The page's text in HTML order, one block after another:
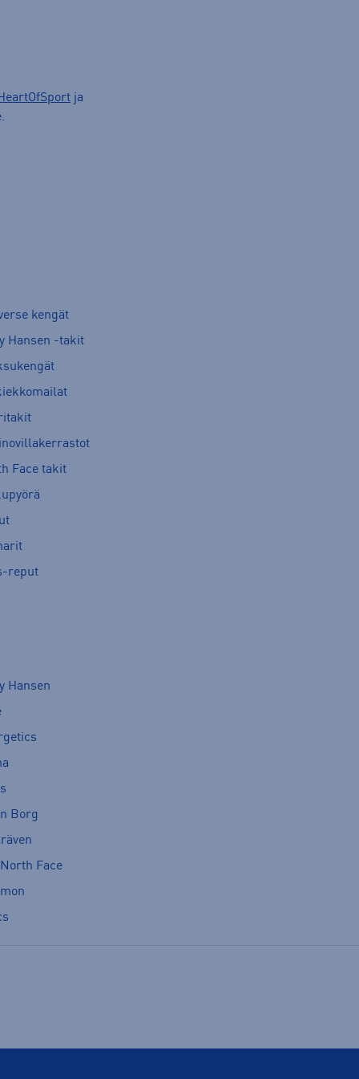
ja
kengät
Hansen -takit
Face takit
reput
Hansen
Borg
North Face